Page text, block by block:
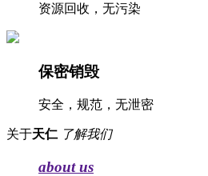
资源回收，无污染
保密销毁
安全，规范，无泄密
关于天仁 了解我们
about us